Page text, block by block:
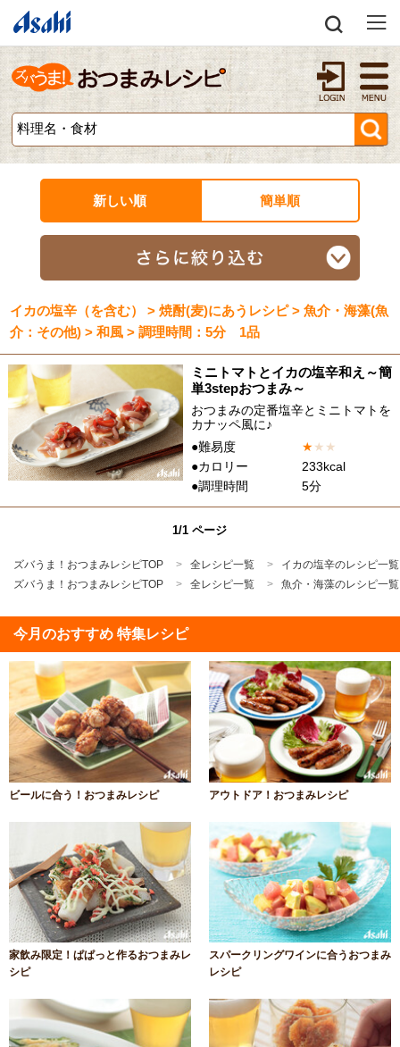
新しい順 簡単順
イカの塩辛（を含む） > 焼酎(麦)にあうレシピ > 魚介・海藻(魚
介：その他) > 和風 > 調理時間：5分 1品
ミニトマトとイカの塩辛和え～簡
単3stepおつまみ～
おつまみの定番塩辛とミニトマトを
カナッペ風に♪
●難易度
★★ ★
●カロリー
233kcal
●調理時間
5分
1/1 ページ
ズバうま！おつまみレシピTOP 全レシピ一覧
イカの塩辛のレシピ一覧
ズバうま！おつまみレシピTOP
全レシピ一覧 魚介・海藻のレシピ一覧
今月のおすすめ 特集レシピ
ビールに合う！おつまみレシピ アウトドア！おつまみレシピ
家飲み限定！ぱぱっと作るおつまみレ
シピ
スパークリングワインに合うおつまみ
レシピ